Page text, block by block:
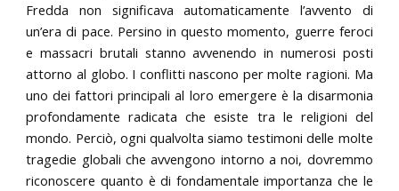
Fredda non significava automaticamente l’avvento di
un’era di pace. Persino in questo momento, guerre feroci
e massacri brutali stanno avvenendo in numerosi posti
attorno al globo. I conflitti nascono per molte ragioni. Ma
uno dei fattori principali al loro emergere è la disarmonia
profondamente radicata che esiste tra le religioni del
mondo. Perciò, ogni qualvolta siamo testimoni delle molte
tragedie globali che avvengono intorno a noi, dovremmo
riconoscere quanto è di fondamentale importanza che le